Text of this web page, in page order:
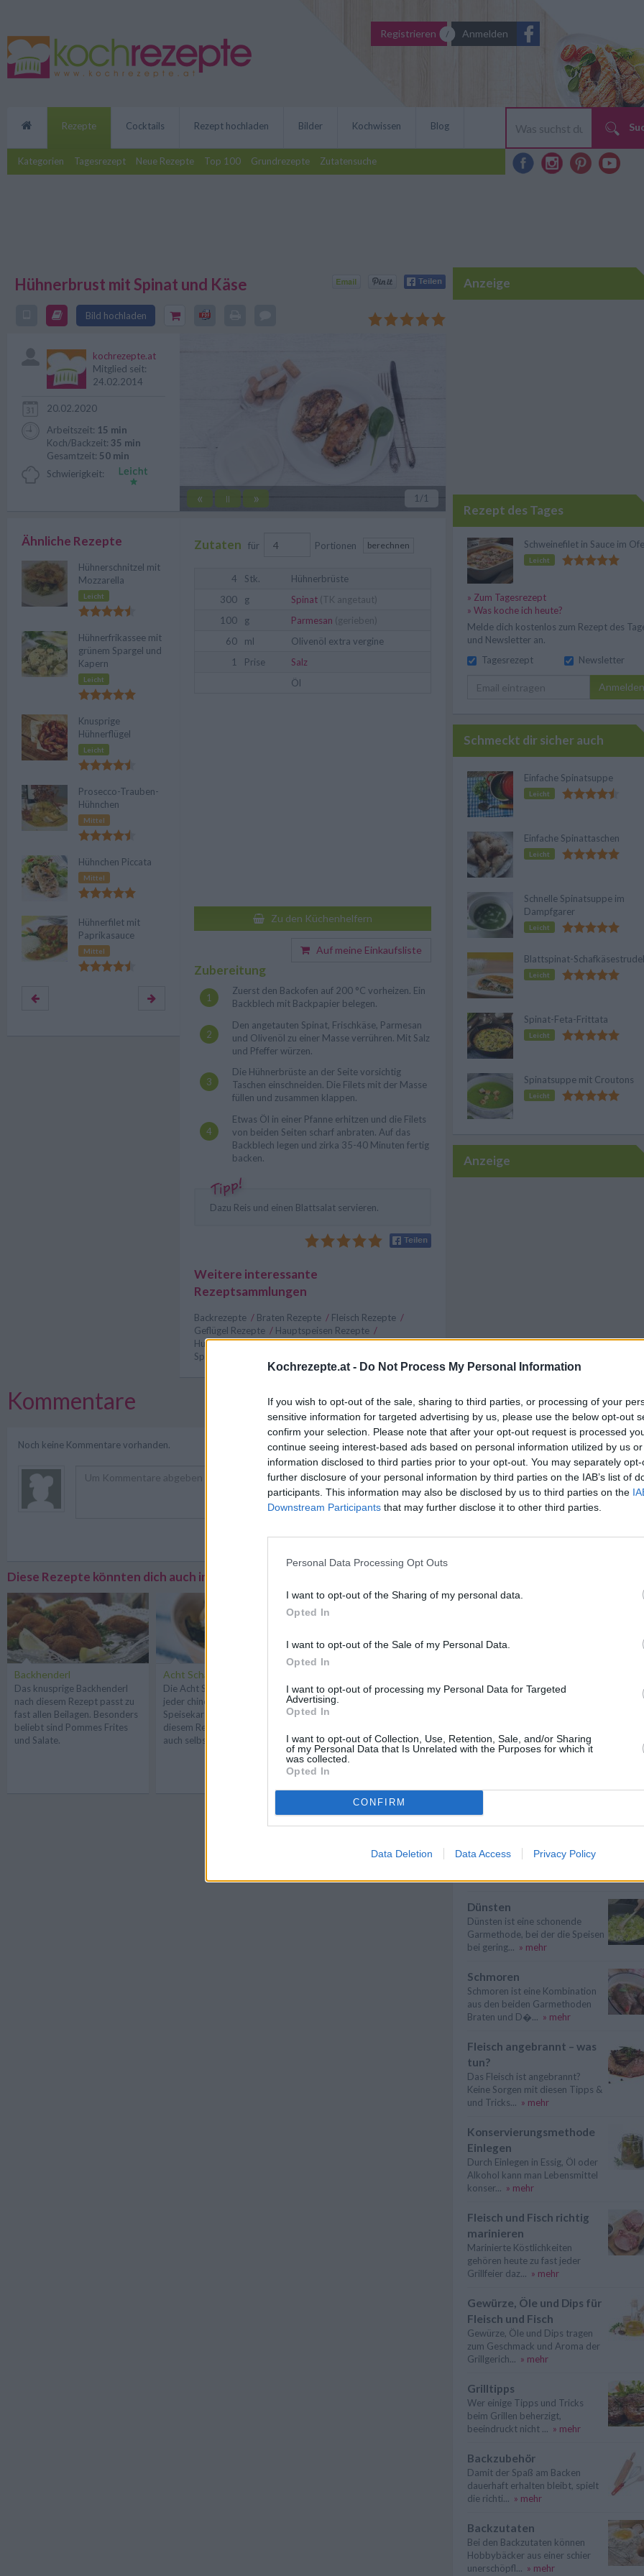
Kochrezepte.at - Do Not Process My Personal Information
If you wish to opt-out of the sale, sharing to third parties, or processing of your
sensitive information for targeted advertising by us, please use the below opt-out
confirm your selection. Please note that after your opt-out request is processed
continue seeing interest-based ads based on personal information utilized by us
information disclosed to third parties prior to your opt-out. You may separately
further disclosure of your personal information by third parties on the IAB’s list of
participants. This information may also be disclosed by us to third parties on the
Downstream Participants that may further disclose it to other third parties.
Personal Data Processing Opt Outs
I want to opt-out of the Sharing of my personal data.
Opted In
I want to opt-out of the Sale of my Personal Data.
Opted In
I want to opt-out of processing my Personal Data for Targeted
Advertising.
Opted In
I want to opt-out of Collection, Use, Retention, Sale, and/or Sharing
of my Personal Data that Is Unrelated with the Purposes for which it
was collected.
Opted In
CONFIRM
Data Deletion Data Access Privacy Policy
Registrieren Anmelden
Rezepte
Kategorien Tagesrezept Neue Rezepte Top 100 Grundrezepte Zutatensuche
Cocktails Rezept hochladen Bilder Kochwissen Blog
Hühnerbrust mit Spinat und Käse
Bild hochladen
köstliche Rezept-Idee. Das gefüllte Filet ist rasch zubereitet
und wird im Ofen gebacken.
« || » 1 /1
kochrezepte.at
Mitglied seit:
24.02.2014
20.02.2020
Arbeitszeit: 15 min
Koch/Backzeit: 35 min
Gesamtzeit: 50 min
Schwierigkeit:
Zutaten für Portionen berechnen
4 Stk.
Hühnerbrüste
300
g Spinat (TK angetaut)
100
g Parmesan (gerieben)
60
ml
Olivenöl extra vergine
1
Prise
Salz
Öl
Zu den Küchenhelfern
Auf meine Einkaufsliste
Zubereitung
Zuerst den Backofen auf 200 °C vorheizen. Ein
Backblech mit Backpapier belegen.
Den angetauten Spinat, Frischkäse, Parmesan
und Olivenöl zu einer Masse verrühren. Mit Salz
und Pfeffer würzen.
Die Hühnerbrüste an der Seite vorsichtig
Taschen einschneiden. Die Filets mit der Masse
füllen und zusammen klappen.
Etwas Öl in einer Pfanne erhitzen und die Filets
von beiden Seiten scharf anbraten. Auf das
Backblech legen und zirka 35-40 Minuten fertig
backen.
Dazu Reis und einen Blattsalat servieren.
Weitere interessante
Rezeptsammlungen
Backrezepte / Braten Rezepte / Fleisch Rezepte /
Geflügel Rezepte / Hauptspeisen Rezepte /
Huhn Rezepte/Käse Rezepte/Parmesan Rezepte/
Spinat Rezepte
Ähnliche Rezepte
Hühnerschnitzel mit
Mozzarella
Leicht
Hühnerfrikassee mit
grünem Spargel und
Kapern
Leicht
Knusprige
Hühnerflügel
Leicht
Prosecco-Trauben-
Hühnchen
Mittel
Hühnchen Piccata
Mittel
Hühnerfilet mit
Paprikasauce
Mittel
Kommentare
Noch keine Kommentare vorhanden.
Registrieren Anmelden
Diese Rezepte könnten dich auch interessieren
Backhenderl
Das knusprige Backhenderl
nach diesem Rezept passt zu
fast allen Beilagen. Besonders
beliebt sind Pommes Frites
und Salate.
Acht Schätze
Die Acht Schätze sind auf
jeder chinesischen
Speisekarte zu finden. Mit
diesem Rezept kann man sie
auch selbst zubereiten.
Innen saftig, außen knusprig:
ein tolles Rezept für köstliches
Backhendl.
Anzeige
Rezept des Tages
Schweinefilet in Sauce im
Leicht
» Zum Tagesrezept
» Was koche ich heute?
Melde dich kostenlos zum Rezept des
und Newsletter an.
Tagesrezept
Newsletter
Anmelden
Schmeckt dir sicher auch
Einfache Spinatsuppe
Leicht
Einfache Spinattaschen
Leicht
Schnelle Spinatsuppe im
Dampfgarer
Leicht
Blattspinat-Schafkäsestrudel
Leicht
Spinat-Feta-Frittata
Leicht
Spinatsuppe mit Croutons
Leicht
Anzeige
Artikelempfehlung
Gemüse kochen - Gemüse ist
Fleisch kochen
ei... » mehr
ist meist mager, kalorienarm und
Braten ist eine beliebte
Dünsten
Dünsten ist eine schonende
Garmethode, bei der die Speisen
bei gering... » mehr
Schmoren
Schmoren ist eine Kombination
aus den beiden Garmethoden
Braten und D�... » mehr
Fleisch angebrannt – was
tun?
Das Fleisch ist angebrannt?
Keine Sorgen mit diesen Tipps &
und Tricks... » mehr
Konservierungsmethode
Einlegen
Durch Einlegen in Essig, Öl oder
Alkohol kann man Lebensmittel
konser... » mehr
Fleisch und Fisch richtig
marinieren
Marinierte Köstlichkeiten
gehören heute zu fast jeder
Grillfeier daz... » mehr
Gewürze, Öle und Dips für
Fleisch und Fisch
Gewürze, Öle und Dips tragen
zum Geschmack und Aroma der
Grillgerich... » mehr
Grilltipps
Wer einige Tipps und Tricks
beim Grillen beherzigt,
beeindruckt nicht ... » mehr
Backzubehör
Damit der Spaß am Backen
dauerhaft erhalten bleibt, spielt
die richti... » mehr
Backzutaten
Bei den Backzutaten können
Hobbybäcker aus einer schier
unerschöpfl... » mehr